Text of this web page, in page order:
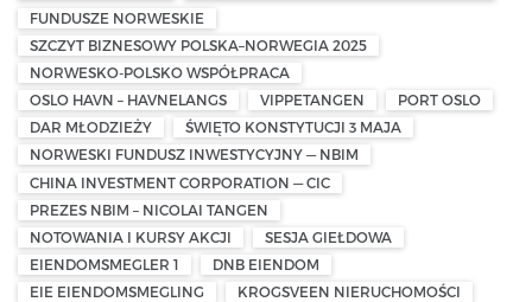
FUNDUSZE NORWESKIE
SZCZYT BIZNESOWY POLSKA–NORWEGIA 2025
NORWESKO-POLSKO WSPÓŁPRACA
OSLO HAVN – HAVNELANGS
VIPPETANGEN
PORT OSLO
DAR MŁODZIEŻY
ŚWIĘTO KONSTYTUCJI 3 MAJA
NORWESKI FUNDUSZ INWESTYCYJNY — NBIM
CHINA INVESTMENT CORPORATION — CIC
PREZES NBIM – NICOLAI TANGEN
NOTOWANIA I KURSY AKCJI
SESJA GIEŁDOWA
EIENDOMSMEGLER 1
DNB EIENDOM
EIE EIENDOMSMEGLING
KROGSVEEN NIERUCHOMOŚCI